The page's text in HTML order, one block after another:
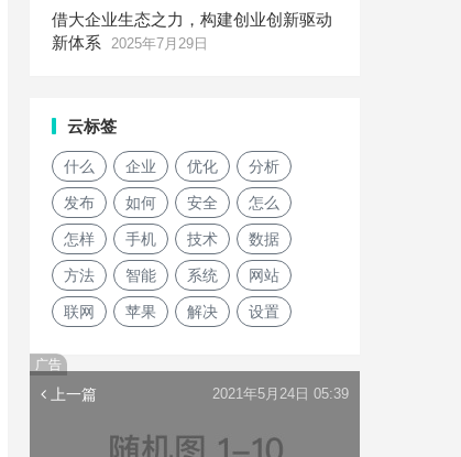
借大企业生态之力，构建创业创新驱动
新体系
2025年7月29日
云标签
什么 企业 优化 分析
发布 如何 安全 怎么
怎样 手机 技术 数据
方法 智能 系统 网站
联网 苹果 解决 设置
广告
上一篇 2021年5月24日 05:39